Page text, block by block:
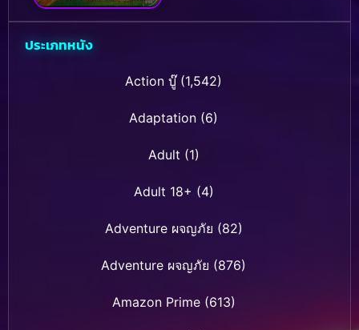
ประเภทหนัง
Action บู๊(1,542)
Adaptation (6)
Adult (1)
Adult 18+ (4)
Adventure ผจญภัย (82)
Adventure ผจญภัย (876)
Amazon Prime(613)